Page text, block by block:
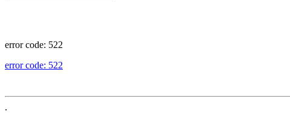
error code: 522
error code: 522
.